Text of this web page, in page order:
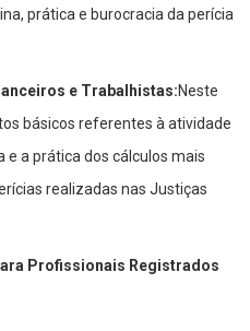
prática e burocracia da perícia
e Trabalhistas:Neste
básicos referentes à atividade
a prática dos cálculos mais
realizadas nas Justiças
Profissionais Registrados